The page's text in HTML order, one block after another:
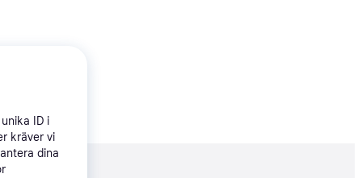
ID i
kräver vi
dina